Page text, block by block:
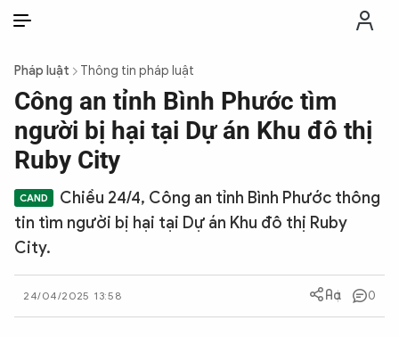
THỜI SỰ
CHỐNG DIỄN BIẾN HÒA BÌNH
CÔNG AN TRONG LÒNG DÂN
XÃ HỘI
Pháp luật Thông tin pháp luật
Công an tỉnh Bình Phước tìm
người bị hại tại Dự án Khu đô thị
Ruby City
Chiều 24/4, Công an tỉnh Bình Phước thông
tin tìm người bị hại tại Dự án Khu đô thị Ruby
City.
24/04/2025 13:58 0